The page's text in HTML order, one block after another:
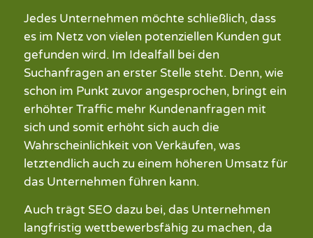
Jedes Unternehmen möchte schließlich, dass
es im Netz von vielen potenziellen Kunden gut
gefunden wird. Im Idealfall bei den
Suchanfragen an erster Stelle steht. Denn, wie
schon im Punkt zuvor angesprochen, bringt ein
erhöhter Traffic mehr Kundenanfragen mit
sich und somit erhöht sich auch die
Wahrscheinlichkeit von Verkäufen, was
letztendlich auch zu einem höheren Umsatzfür
das Unternehmen führen kann.
Auch trägt SEO dazu bei, das Unternehmen
langfristig wettbewerbsfähig zu machen, da